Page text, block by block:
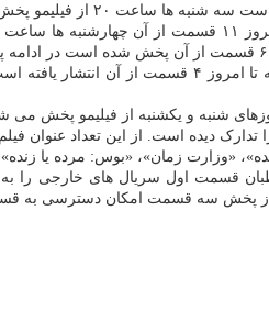
۲۰ از فیلیمو پخش شود.
شنبه و یکشنبه از فیلیمو پخش می
«وزارت زمان»، «بوس: مرده
قسمت اول سریال های خارجی
از پخش سه قسمت امکان دسترسی به